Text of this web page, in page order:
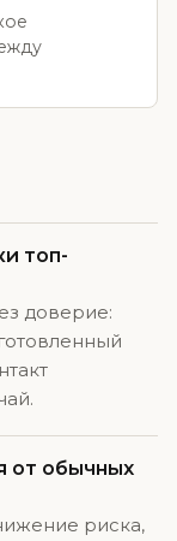
топ-
доверие:
от обычных
риска,